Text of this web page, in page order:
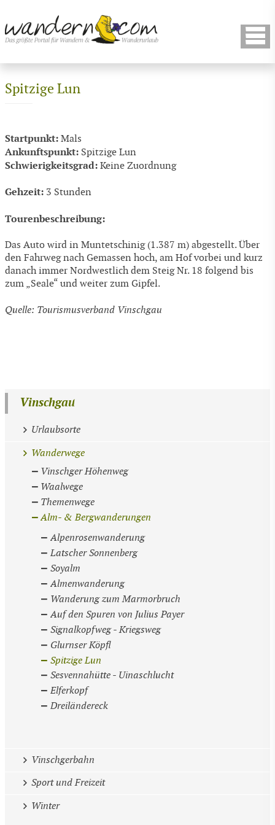
Spitzige Lun
Startpunkt: Mals
Ankunftspunkt: Spitzige Lun
Schwierigkeitsgrad: Keine Zuordnung
Gehzeit: 3 Stunden
Tourenbeschreibung:
Das Auto wird in Muntetschinig (1.387 m) abgestellt. Über
den Fahrweg nach Gemassen hoch, am Hof vorbei und kurz
danach immer Nordwestlich dem Steig Nr. 18 folgend bis
zum „Seale“ und weiter zum Gipfel.
Quelle: Tourismusverband Vinschgau
Vinschgau
Urlaubsorte
Wanderwege
Vinschger Höhenweg
Waalwege
Themenwege
Alm- & Bergwanderungen
Alpenrosenwanderung
Latscher Sonnenberg
Soyalm
Almenwanderung
Wanderung zum Marmorbruch
Auf den Spuren von Julius Payer
Signalkopfweg - Kriegsweg
Glurnser Köpfl
Spitzige Lun
Sesvennahütte - Uinaschlucht
Elferkopf
Dreiländereck
Vinschgerbahn
Sport und Freizeit
Winter